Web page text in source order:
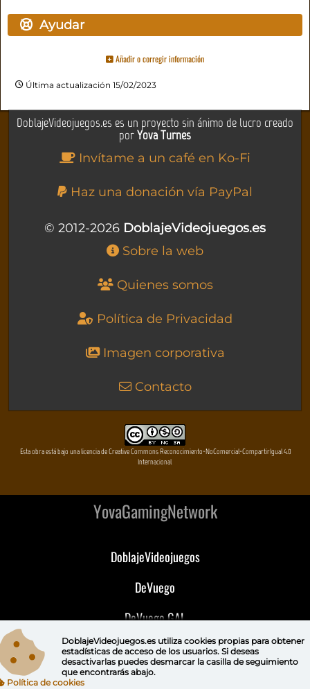
Ayudar
Añadir o corregir información
Última actualización 15/02/2023
DoblajeVideojuegos.es es un proyecto sin ánimo de lucro creado
porYova Turnes
Invítame a un café en Ko-Fi
Haz una donación vía PayPal
© 2012-2026 DoblajeVideojuegos.es
Sobre la web
Quienes somos
Política de Privacidad
Imagen corporativa
Contacto
Esta obra está bajo una licencia de Creative Commons Reconocimiento-NoComercial-CompartirIgual 4.0
Internacional
YovaGamingNetwork
DoblajeVideojuegos
DeVuego
DeVuego GAL
DeVuego LATAM
DeVuego Portugal
DoblajeVideojuegos.es utiliza cookies propiaspara obtener
estadísticas de acceso de los usuarios. Si deseas
desactivarlas puedes desmarcar la casilla de seguimiento
que encontrarás abajo.
Política de cookies